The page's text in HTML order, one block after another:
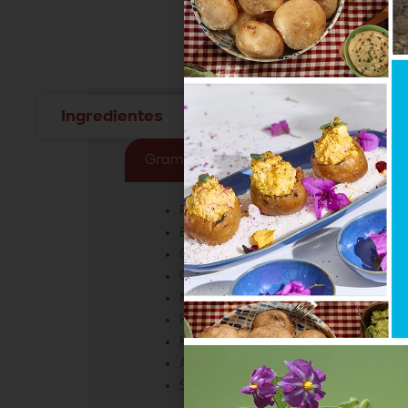
Ingredientes
Gramos Tazas
Papa pastusa 300 gramos.
Berenjena 200 gramos.
Queso costeño 150 gramos.
Queso parmesano 50 gramos.
Maíz tostado 60 gramos.
Huevo 1.
Harina 20 gramos.
Aceite de oliva.
Sal.